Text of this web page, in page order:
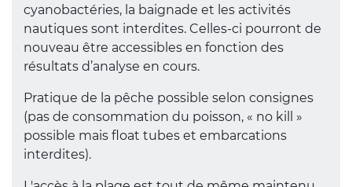
cyanobactéries, la baignade et les activités
nautiques sont interdites. Celles-ci pourront de
nouveau être accessibles en fonction des
résultats d’analyse en cours.
Pratique de la pêche possible selon consignes
(pas de consommation du poisson, « no kill »
possible mais float tubes et embarcations
interdites).